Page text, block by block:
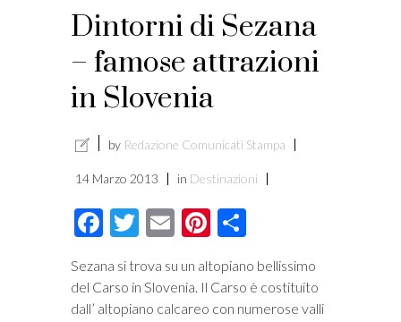
Dintorni di Sezana
– famose attrazioni
in Slovenia
by Redazione Comunicati Stampa
14 Marzo 2013 in Destinazioni
Facebook
Twitter
EmailPinterest
Sezana si trova su un altopiano bellissimo
del Carso in Slovenia. Il Carso è costituito
dall’ altopiano calcareo con numerose valli